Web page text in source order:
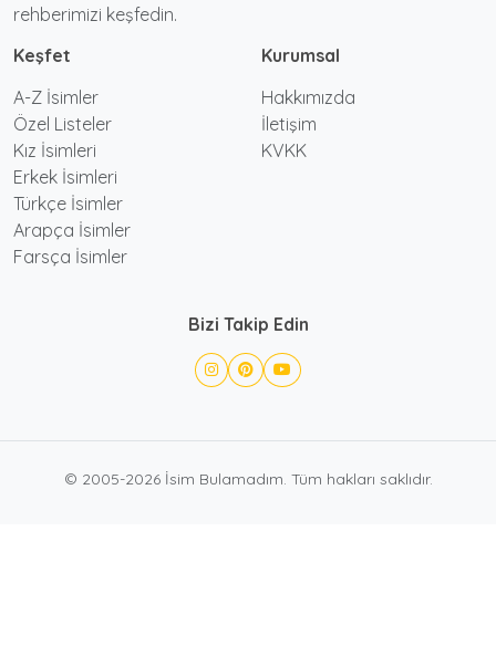
rehberimizi keşfedin.
Keşfet
A-Z İsimler
Özel Listeler
Kız İsimleri
Erkek İsimleri
Türkçe İsimler
Arapça İsimler
Farsça İsimler
Kurumsal
Hakkımızda
İletişim
KVKK
Bizi Takip Edin
© 2005-2026 İsim Bulamadım. Tüm hakları saklıdır.